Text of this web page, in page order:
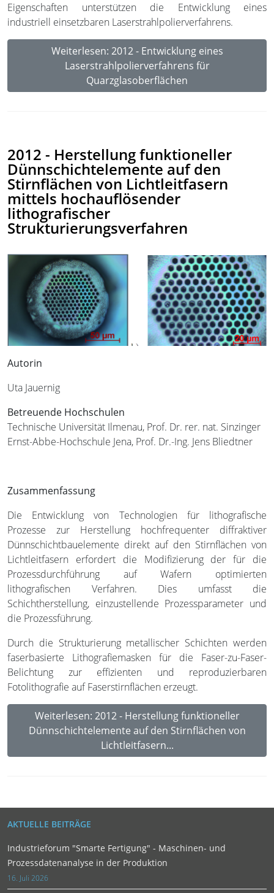
Eigenschaften unterstützen die Entwicklung eines
industriell einsetzbaren Laserstrahlpolierverfahrens.
Weiterlesen: 2012 - Entwicklung eines
Laserstrahlpolierverfahrens für
Quarzglasoberflächen
2012 - Herstellung funktioneller
Dünnschichtelemente auf den
Stirnflächen von Lichtleitfasern
mittels hochauflösender
lithografischer
Strukturierungsverfahren
Autorin
Uta Jauernig
Betreuende Hochschulen
Technische Universität Ilmenau, Prof. Dr. rer. nat. Sinzinger
Ernst-Abbe-Hochschule Jena, Prof. Dr.-Ing. Jens Bliedtner
Zusammenfassung
Die Entwicklung von Technologien für lithografische
Prozesse zur Herstellung hochfrequenter diffraktiver
Dünnschichtbauelemente direkt auf den Stirnflächen von
Lichtleitfasern erfordert die Modifizierung der für die
Prozessdurchführung auf Wafern optimierten
lithografischen Verfahren. Dies umfasst die
Schichtherstellung, einzustellende Prozessparameter und
die Prozessführung.
Durch die Strukturierung metallischer Schichten werden
faserbasierte Lithografiemasken für die Faser-zu-Faser-
Belichtung zur effizienten und reproduzierbaren
Fotolithografie auf Faserstirnflächen erzeugt.
Weiterlesen: 2012 - Herstellung funktioneller
Dünnschichtelemente auf den Stirnflächen von
Lichtleitfasern...
AKTUELLE BEITRÄGE
Industrieforum "Smarte Fertigung" - Maschinen- und
Prozessdatenanalyse in der Produktion
16. Juli 2026